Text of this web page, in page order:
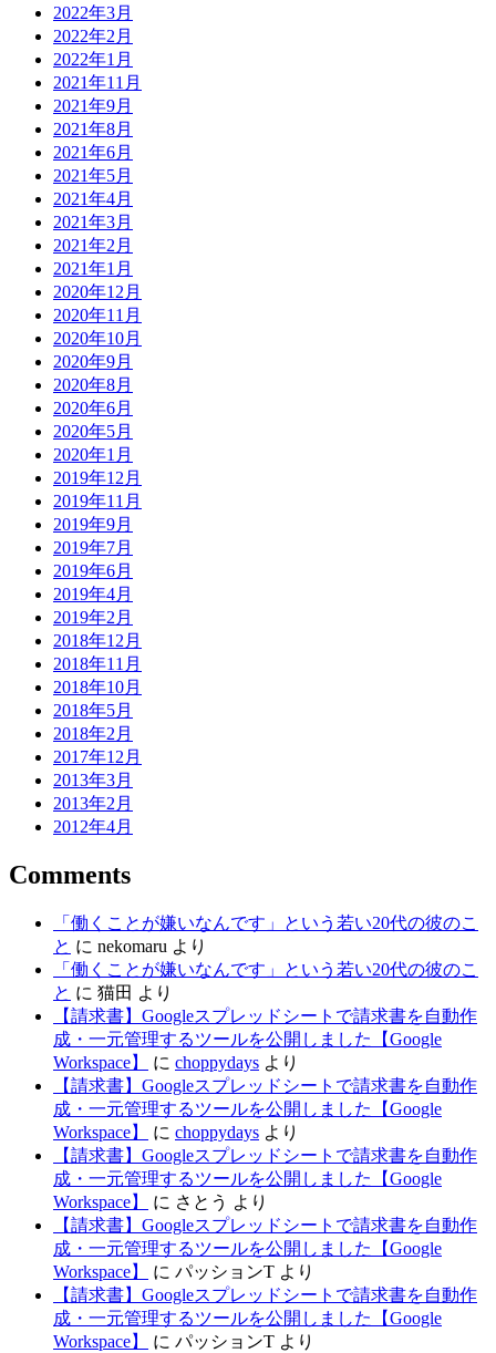
2022年3月
2022年2月
2022年1月
2021年11月
2021年9月
2021年8月
2021年6月
2021年5月
2021年4月
2021年3月
2021年2月
2021年1月
2020年12月
2020年11月
2020年10月
2020年9月
2020年8月
2020年6月
2020年5月
2020年1月
2019年12月
2019年11月
2019年9月
2019年7月
2019年6月
2019年4月
2019年2月
2018年12月
2018年11月
2018年10月
2018年5月
2018年2月
2017年12月
2013年3月
2013年2月
2012年4月
Comments
「働くことが嫌いなんです」という若い20代の彼のこ
と に nekomaru より
「働くことが嫌いなんです」という若い20代の彼のこ
と に 猫田 より
【請求書】Googleスプレッドシートで請求書を自動作
成・一元管理するツールを公開しました【Google
Workspace】
に choppydays より
【請求書】Googleスプレッドシートで請求書を自動作
成・一元管理するツールを公開しました【Google
Workspace】
に choppydays より
【請求書】Googleスプレッドシートで請求書を自動作
成・一元管理するツールを公開しました【Google
Workspace】
に さとう より
【請求書】Googleスプレッドシートで請求書を自動作
成・一元管理するツールを公開しました【Google
Workspace】
に パッションT より
【請求書】Googleスプレッドシートで請求書を自動作
成・一元管理するツールを公開しました【Google
Workspace】
に パッションT より